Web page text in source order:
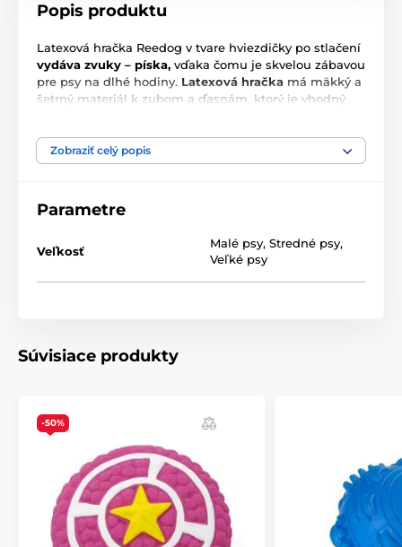
Popis produktu
Latexová hračka Reedog v tvare hviezdičky po stlačení
vydáva zvuky – píska, vďaka čomu je skvelou zábavou
pre psy na dlhé hodiny. Latexová hračka má mäkký a
šetrný materiál k zubom a ďasnám, ktorý je vhodný
Veľkosť: 15 cm
Technické špecifikácie sa môžu zmeniť bez
výslovného upozornenia. Obrázky majú iba ilustračný
Zobraziť celý popis
Parametre
Veľkosť
Malé psy, Stredné psy,
Veľké psy
Súvisiace produkty
-50%